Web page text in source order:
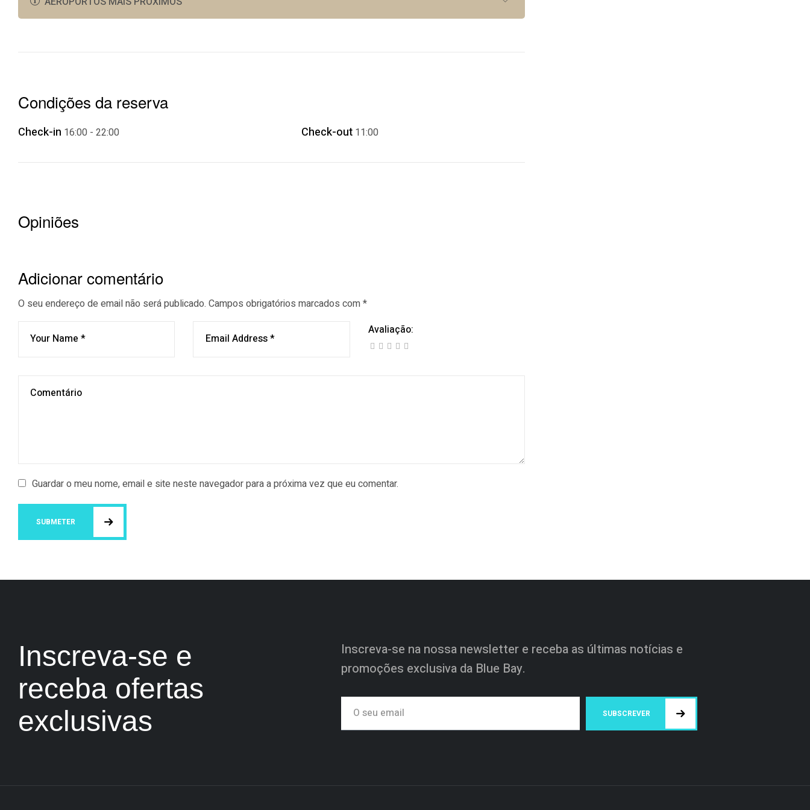
Comboio - Fonte da Telha -Terminal - 17 km
Condições da reserva
Check-in 16:00 - 22:00 Check-out 11:00
Opiniões
Adicionar comentário
O seu endereço de email não será publicado. Campos obrigatórios marcados com*
Avaliação:
Guardar o meu nome, email e site neste navegador para a próxima vez que eu comentar.
SUBMETER
Inscreva-se e
receba ofertas
exclusivas
Inscreva-se na nossa newsletter e receba as últimas notícias e
promoções exclusiva da Blue Bay.
SUBSCREVER